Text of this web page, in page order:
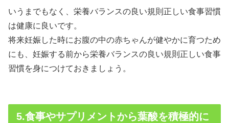
いうまでもなく、栄養バランスの良い規則正しい食事習慣
は健康に良いです。
将来妊娠した時にお腹の中の赤ちゃんが健やかに育つため
にも、妊娠する前から栄養バランスの良い規則正しい食事
習慣を身につけておきましょう。
5.食事やサプリメントから葉酸を積極的に